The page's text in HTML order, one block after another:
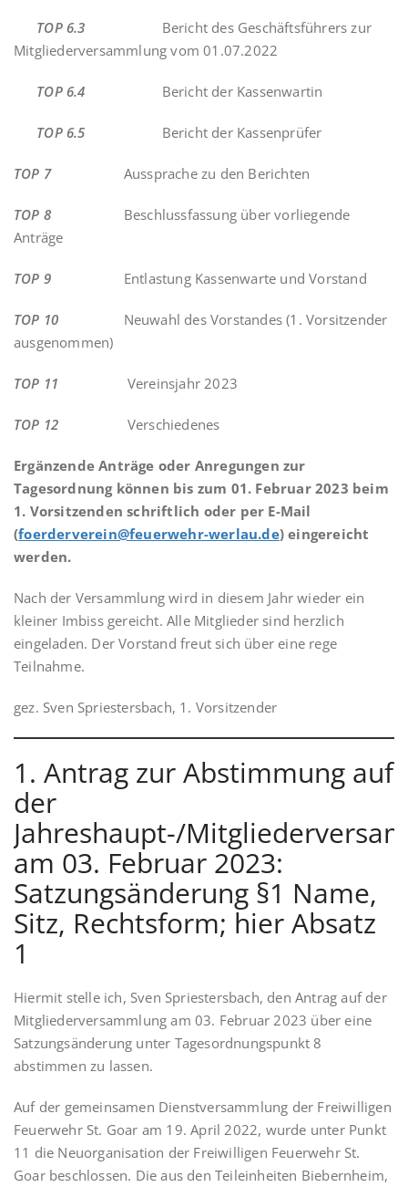
TOP 6.3 Bericht des Geschäftsführers zur
Mitgliederversammlung vom 01.07.2022
TOP 6.4 Bericht der Kassenwartin
TOP 6.5 Bericht der Kassenprüfer
TOP 7 Aussprache zu den Berichten
TOP 8 Beschlussfassung über vorliegende
Anträge
TOP 9 Entlastung Kassenwarte und Vorstand
TOP 10 Neuwahl des Vorstandes (1. Vorsitzender
ausgenommen)
TOP 11 Vereinsjahr 2023
TOP 12 Verschiedenes
Ergänzende Anträge oder Anregungen zur
Tagesordnung können bis zum 01. Februar 2023 beim
1. Vorsitzenden schriftlich oder per E-Mail
(foerderverein@feuerwehr-werlau.de) eingereicht
werden.
Nach der Versammlung wird in diesem Jahr wieder ein
kleiner Imbiss gereicht. Alle Mitglieder sind herzlich
eingeladen. Der Vorstand freut sich über eine rege
Teilnahme.
gez. Sven Spriestersbach, 1. Vorsitzender
1. Antrag zur Abstimmung auf
der
Jahreshaupt-/
am 03. Februar 2023:
Satzungsänderung §1 Name,
Sitz, Rechtsform; hier Absatz
1
Hiermit stelle ich, Sven Spriestersbach, den Antrag auf der
Mitgliederversammlung am 03. Februar 2023 über eine
Satzungsänderung unter Tagesordnungspunkt 8
abstimmen zu lassen.
Auf der gemeinsamen Dienstversammlung der Freiwilligen
Feuerwehr St. Goar am 19. April 2022, wurde unter Punkt
11 die Neuorganisation der Freiwilligen Feuerwehr St.
Goar beschlossen. Die aus den Teileinheiten Biebernheim,